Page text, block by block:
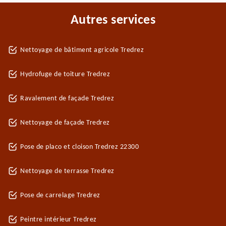
Autres services
Nettoyage de bâtiment agricole Tredrez
Hydrofuge de toiture Tredrez
Ravalement de façade Tredrez
Nettoyage de façade Tredrez
Pose de placo et cloison Tredrez 22300
Nettoyage de terrasse Tredrez
Pose de carrelage Tredrez
Peintre intérieur Tredrez